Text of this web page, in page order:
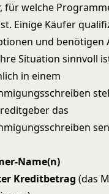
für welche
Einige Käufer
und benötigen
Situation sinnvoll
in einem
das
Name(n)
Kreditbetrag (das